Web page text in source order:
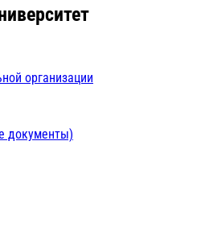
организации
документы)